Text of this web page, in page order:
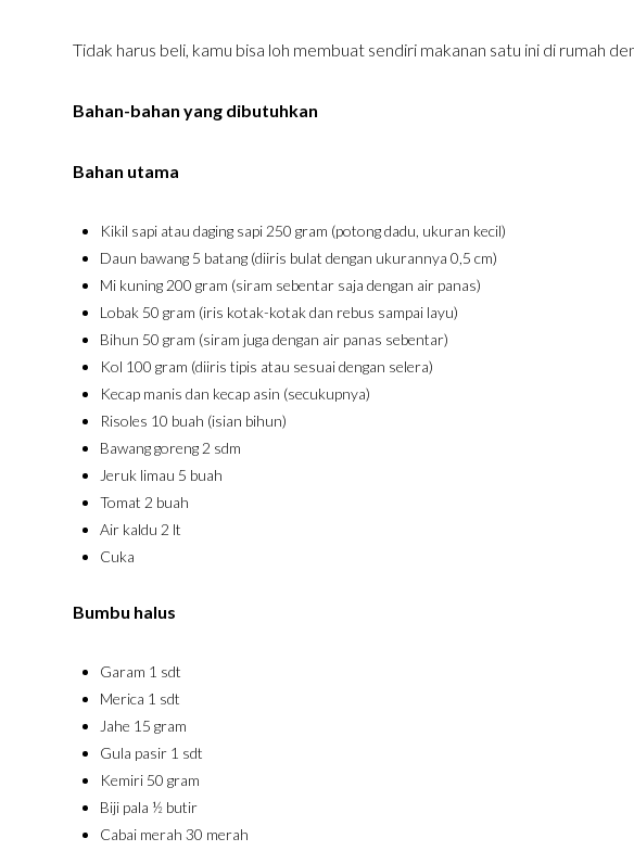
Tidak harus beli, kamu bisa loh membuat sendiri makanan satu ini di rumah
Bahan-bahan yang dibutuhkan
Bahan utama
Kikil sapi atau daging sapi 250 gram (potong dadu, ukuran kecil)
Daun bawang 5 batang (diiris bulat dengan ukurannya 0,5 cm)
Mi kuning 200 gram (siram sebentar saja dengan air panas)
Lobak 50 gram (iris kotak-kotak dan rebus sampai layu)
Bihun 50 gram (siram juga dengan air panas sebentar)
Kol 100 gram (diiris tipis atau sesuai dengan selera)
Kecap manis dan kecap asin (secukupnya)
Risoles 10 buah (isian bihun)
Bawang goreng 2 sdm
Jeruk limau 5 buah
Tomat 2 buah
Air kaldu 2 lt
Cuka
Bumbu halus
Garam 1 sdt
Merica 1 sdt
Jahe 15 gram
Gula pasir 1 sdt
Kemiri 50 gram
Biji pala ½ butir
Cabai merah 30 merah